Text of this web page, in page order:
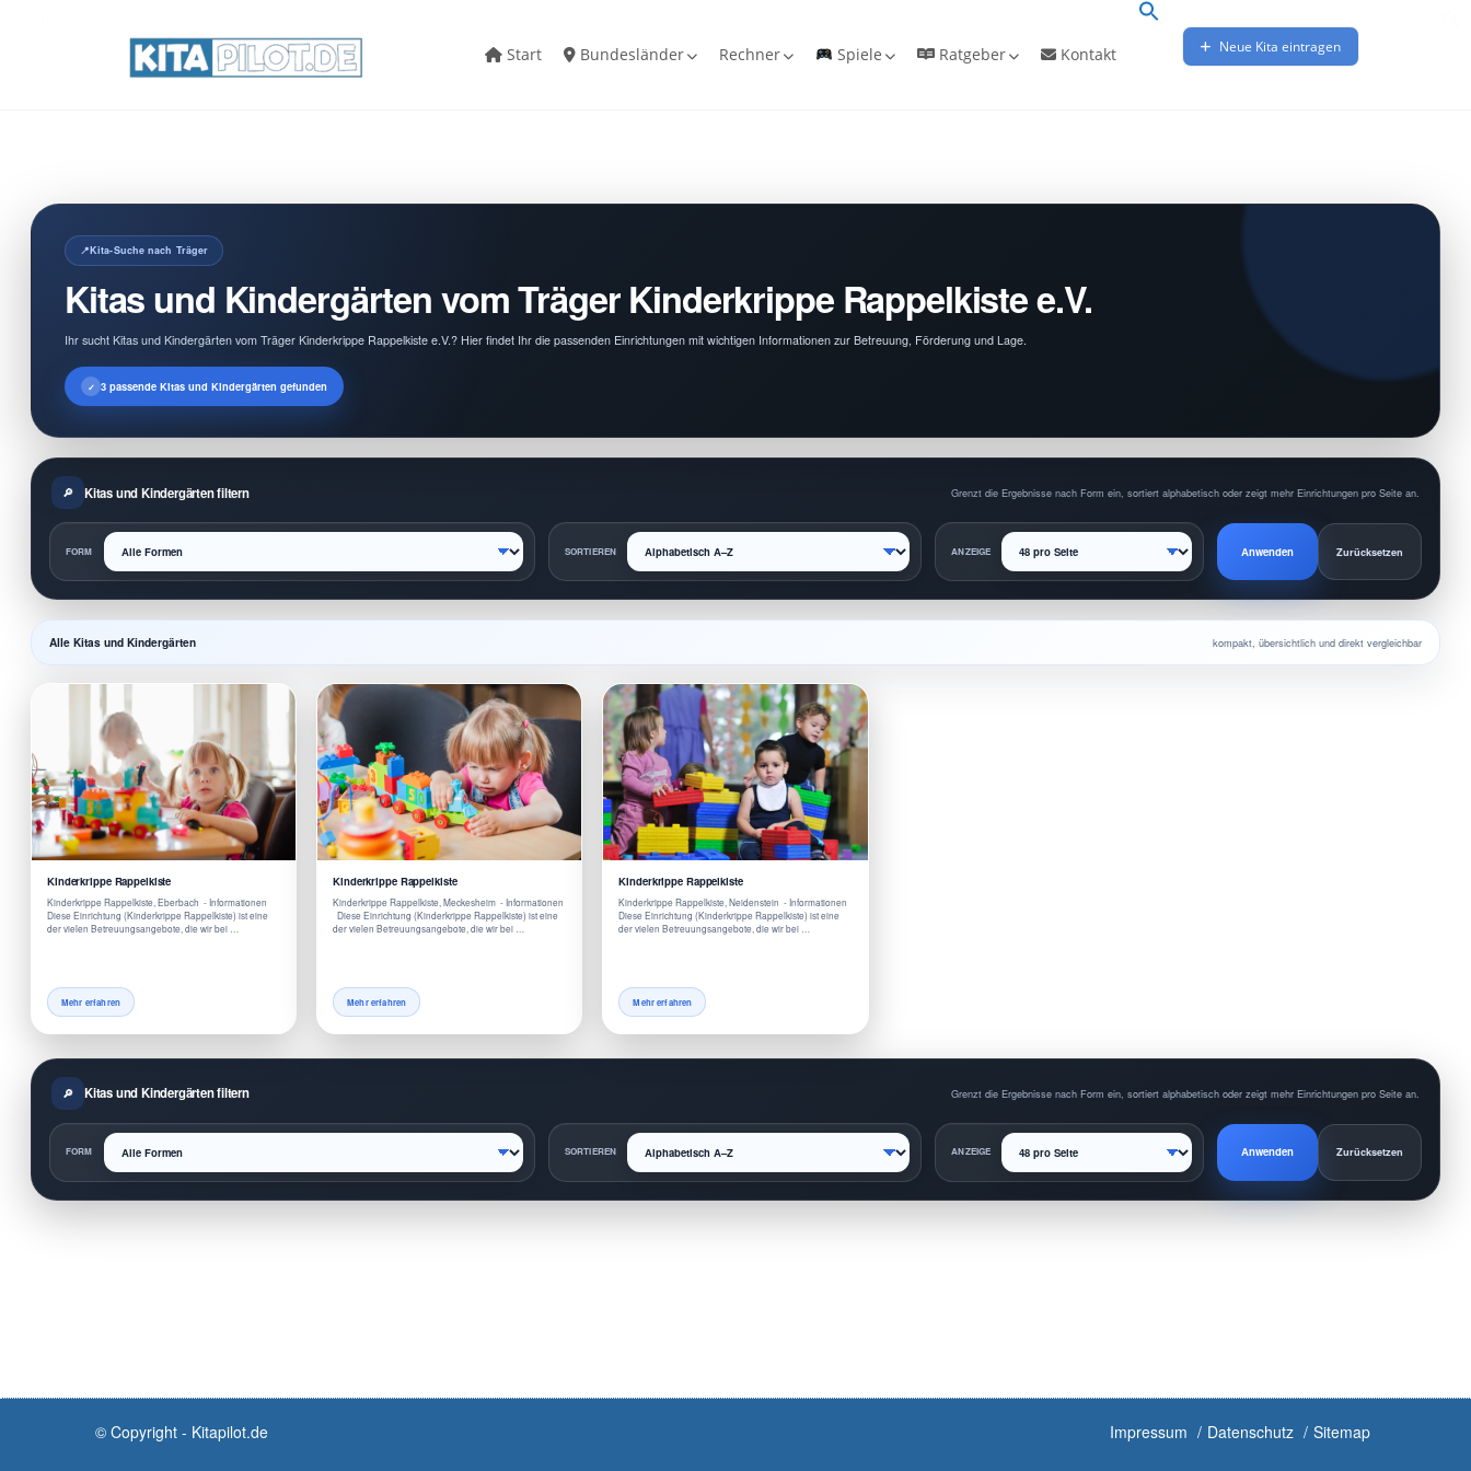
Start Bundesländer Rechner Spiele Ratgeber Kontakt Neue Kita eintragen
Kita-Suche nach Träger
Kitas und Kindergärten vom Träger Kinderkrippe Rappelkiste e.V.
Ihr sucht Kitas und Kindergärten vom Träger Kinderkrippe Rappelkiste e.V.? Hier findet Ihr die passenden Einrichtungen mit wichtigen Informationen zur Betreuung, Förderung und Lage.
3 passende Kitas und Kindergärten gefunden
Kitas und Kindergärten filtern Grenzt die Ergebnisse nach Form ein, sortiert alphabetisch oder zeigt mehr Einrichtungen pro Seite an.
FORM SORTIEREN ANZEIGE Anwenden Zurücksetzen
Alle Kitas und Kindergärten kompakt, übersichtlich und direkt vergleichbar
Kinderkrippe Rappelkiste
Kinderkrippe Rappelkiste, Eberbach - Informationen
Diese Einrichtung (Kinderkrippe Rappelkiste) ist eine
der vielen Betreuungsangebote, die wir bei …
Mehr erfahren
Kinderkrippe Rappelkiste
Kinderkrippe Rappelkiste, Meckesheim - Informationen
Diese Einrichtung (Kinderkrippe Rappelkiste) ist eine
der vielen Betreuungsangebote, die wir bei …
Mehr erfahren
Kinderkrippe Rappelkiste
Kinderkrippe Rappelkiste, Neidenstein - Informationen
Diese Einrichtung (Kinderkrippe Rappelkiste) ist eine
der vielen Betreuungsangebote, die wir bei …
Mehr erfahren
Kitas und Kindergärten filtern Grenzt die Ergebnisse nach Form ein, sortiert alphabetisch oder zeigt mehr Einrichtungen pro Seite an.
FORM SORTIEREN ANZEIGE Anwenden Zurücksetzen
© Copyright - Kitapilot.de Impressum Datenschutz Sitemap